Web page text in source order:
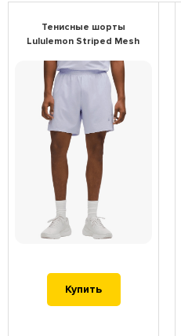
Тенисные шорты
Lululemon Striped Mesh
Купить